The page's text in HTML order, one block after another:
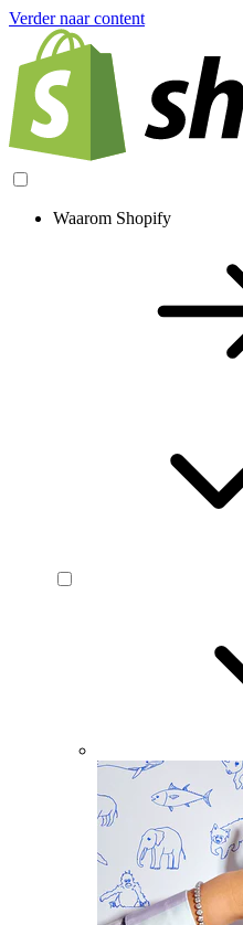
Verder naar content
Waarom Shopify